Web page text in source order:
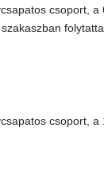
csoport,
csoport,